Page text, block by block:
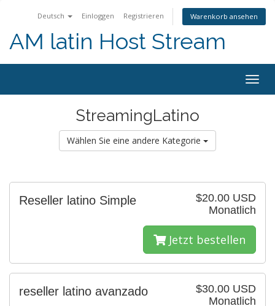
Deutsch Einloggen Registrieren Warenkorb ansehen
AM latin Host Stream
StreamingLatino
Wählen Sie eine andere Kategorie
$20.00 USD
Monatlich
Reseller latino Simple
Jetzt bestellen
$30.00 USD
Monatlich
reseller latino avanzado